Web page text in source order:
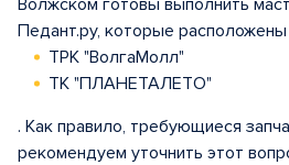
Волжском готовы выполнить
Педант.ру, которые
ТРК "ВолгаМолл"
ТК "ПЛАНЕТАЛЕТО"
. Как правило, требующиеся
рекомендуем уточнить этот